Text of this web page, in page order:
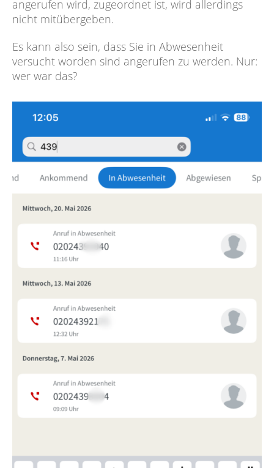
angerufen wird, zugeordnet ist, wird allerdings
nicht mitübergeben.
Es kann also sein, dass Sie in Abwesenheit
versucht worden sind angerufen zu werden. Nur:
wer war das?